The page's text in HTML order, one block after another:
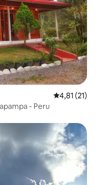
4,81 de uma
4,81 (21)
- Peru